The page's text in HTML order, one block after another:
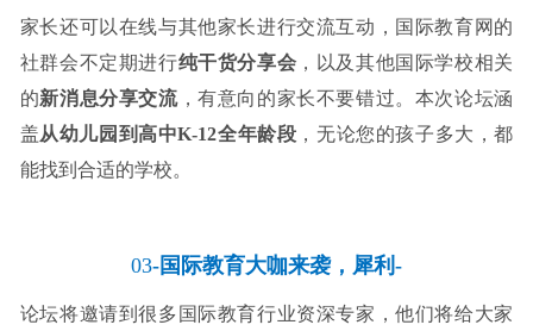
家长还可以在线与其他家长进行交流互动，国际教育网的
社群会不定期进行纯干货分享会 ，以及其他国际学校相关
的新消息分享交流，有意向的家长不要错过。本次论坛涵
盖从幼儿园到高中K-12全年龄段 ，无论您的孩子多大，都
能找到合适的学校。
03-国际教育大咖来袭，犀利-
论坛将邀请到很多国际教育行业资深专家，他们将给大家